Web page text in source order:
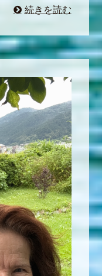
続きを読む